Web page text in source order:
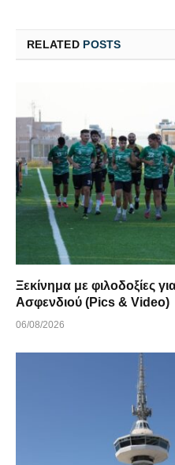
RELATED POSTS
Ξεκίνημα με φιλοδοξίες
Ασφενδιού (Pics & Video)
06/08/2026